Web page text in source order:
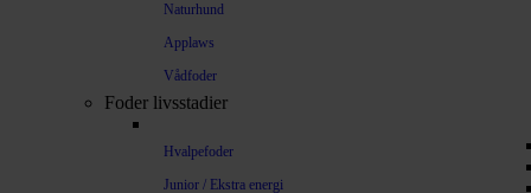
Naturhund
Applaws
Vådfoder
Foder livsstadier
Hvalpefoder
Junior / Ekstra energi